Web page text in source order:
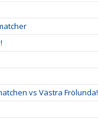
vs Västra Frölunda!